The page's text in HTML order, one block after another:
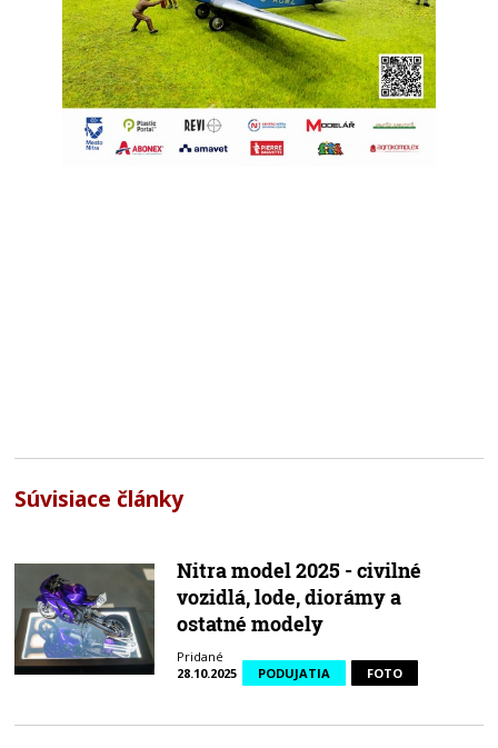
Súvisiace články
Nitra model 2025 - civilné
vozidlá, lode, diorámy a
ostatné modely
Pridané
28.10.2025
PODUJATIA FOTO